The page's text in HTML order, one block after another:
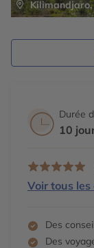
Kilimandjaro,
Durée
10
Voir tous les
Des
Des